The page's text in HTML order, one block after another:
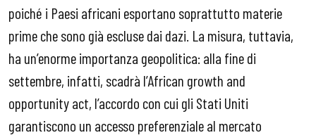
poiché i Paesi africani esportano soprattutto materie
prime che sono già escluse dai dazi. La misura, tuttavia,
ha un’enorme importanza geopolitica: alla fine di
settembre, infatti, scadrà l’African growth and
opportunity act, l’accordo con cui gli Stati Uniti
garantiscono un accesso preferenziale al mercato